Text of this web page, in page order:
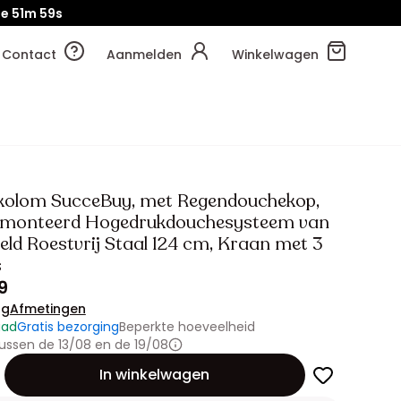
51m 58s
Contact Aanmelden Winkelwagen
SucceBuy, met Regendouchekop,
Hogedrukdouchesysteem van
Roestvrij Staal 124 cm, Kraan met 3
Afmetingen
Gratis bezorgingBeperkte hoeveelheid
de 13/08 en de 19/08
In winkelwagen